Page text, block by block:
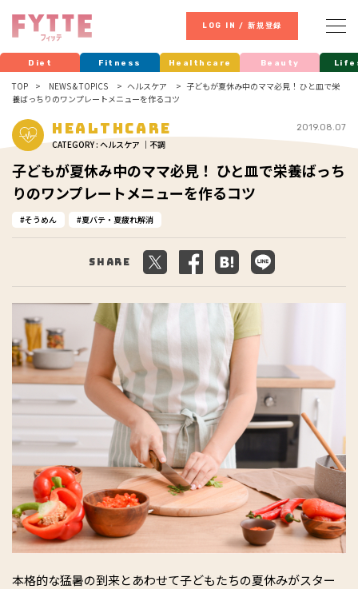
LOG IN / 新規登録
Diet Fitness Healthcare Beauty
TOP NEWS & TOPICS ヘルスケア
子どもが夏休み中のママ必見！ ひと皿で栄
養ばっちりのワンプレートメニューを作るコツ
Healthcare
CATEGORY : ヘルスケア ｜不調
2019.08.07
子どもが夏休み中のママ必見！ ひと皿で栄養ばっち
りのワンプレートメニューを作るコツ
そうめん 夏バテ・夏疲れ解消
Share
本格的な猛暑の到来とあわせて子どもたちの夏休みがスター